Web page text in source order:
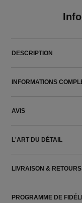
DESCRIPTION
INFORMATIONS
AVIS
L'ART DU DÉTAIL
LIVRAISON & RETOURS
PROGRAMME DE